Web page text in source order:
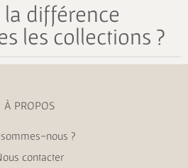
la différence
les collections ?
À PROPOS
nous ?
contacter